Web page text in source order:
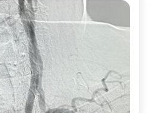
estenosis carotídea?
de cada caso y selección
deba tratarse la enfermedad
Para ello debemos conocer la
0 1 min read